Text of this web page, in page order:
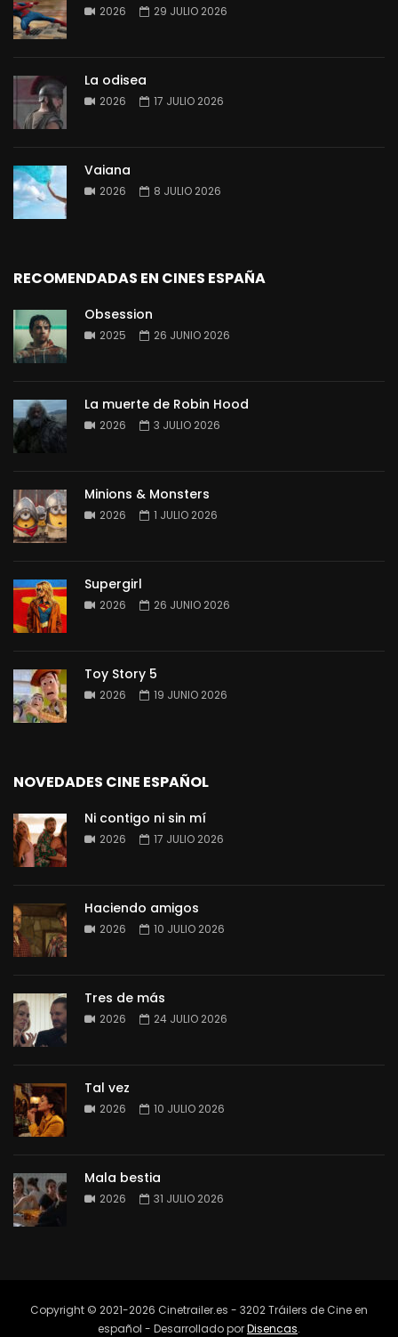
2026 29 JULIO 2026
La odisea
2026 17 JULIO 2026
Vaiana
2026 8 JULIO 2026
RECOMENDADAS EN CINES ESPAÑA
Obsession
2025 26 JUNIO 2026
La muerte de Robin Hood
2026 3 JULIO 2026
Minions & Monsters
2026 1 JULIO 2026
Supergirl
2026 26 JUNIO 2026
Toy Story 5
2026 19 JUNIO 2026
NOVEDADES CINE ESPAÑOL
Ni contigo ni sin mí
2026 17 JULIO 2026
Haciendo amigos
2026 10 JULIO 2026
Tres de más
2026 24 JULIO 2026
Tal vez
2026 10 JULIO 2026
Mala bestia
2026 31 JULIO 2026
Copyright © 2021-2026 Cinetrailer.es - 3202 Tráilers de Cine en
español - Desarrollado porDisencas.